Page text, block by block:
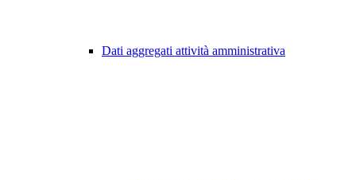
Dati aggregati attività amministrativa